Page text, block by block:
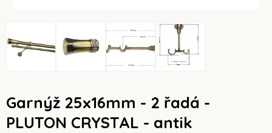
Garnýž 25x16mm - 2 řadá -
PLUTON CRYSTAL - antik